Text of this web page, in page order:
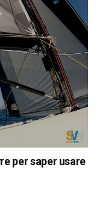
per saper usare